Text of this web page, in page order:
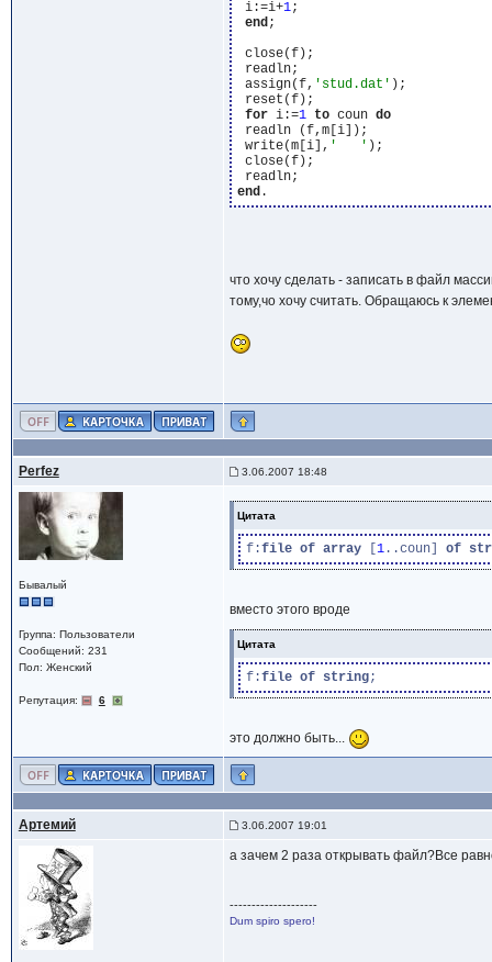
i:=i+1;
end;
close(f);
readln;
assign(f, 'stud.dat' );
reset(f);
for i:=1 to coun do
readln (f,m[i]);
write(m[i], '   ' );
close(f);
end
что хочу сделать - записать в файл
тому,чо хочу считать. Обращаюсь к
Perfez 3.06.2007 18:48
Бывалый
Группа: Пользователи
Сообщений: 231
Пол: Женский
Репутация: 6
Цитата
f:file of array [ 1..coun] of
вместо этого вроде
Цитата
f:file of string
это должно быть...
Артемий 3.06.2007 19:01
а зачем 2 раза открывать файл?Все
--------------------
Dum spiro spero!